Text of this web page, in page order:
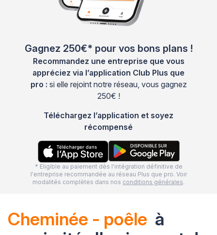
Gagnez 250€* pour vos bons plans !
Recommandez une entreprise que vous
appréciez via l’application Club Plus que
pro : si elle rejoint notre réseau, vous gagnez
250€ !
Téléchargez l’application et soyez
récompensé
* Eligible au paiement dès l'intégration définitive de
l'entreprise recommandée au réseau Plus que pro. Voir
modalités complètes dans nos conditions générales.
Cheminée - poêle à